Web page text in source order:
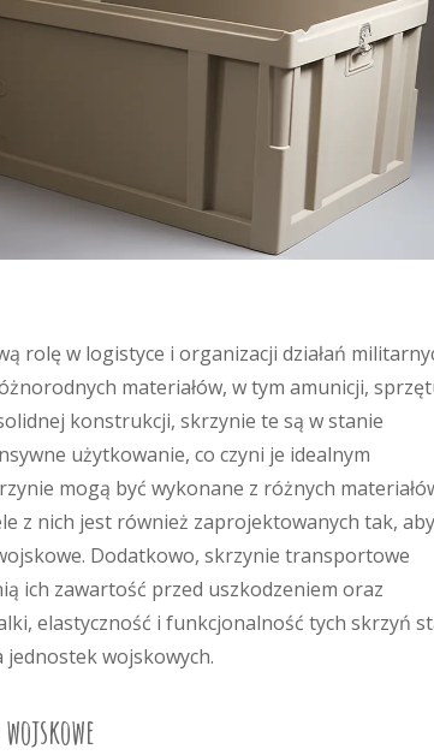
rolę w logistyce i organizacji działań
materiałów, w tym amunicji,
konstrukcji, skrzynie te są w stanie
użytkowanie, co czyni je idealnym
mogą być wykonane z różnych
z nich jest również zaprojektowanych tak, aby
Dodatkowo, skrzynie transportowe
ich zawartość przed uszkodzeniem oraz
elastyczność i funkcjonalność tych skrzyń
jednostek wojskowych.